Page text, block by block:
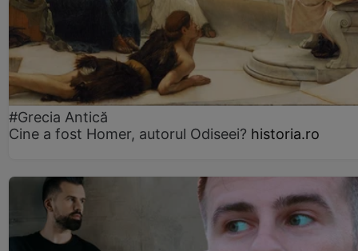
#Grecia Antică
Cine a fost Homer, autorul Odiseei? historia.ro